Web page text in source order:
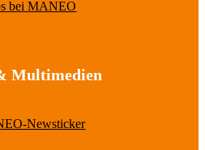
bei MANEO
Multimedien
Newsticker